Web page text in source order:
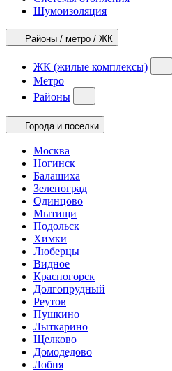
Шумоизоляция
Районы / метро / ЖК
ЖК (жилые комплексы)
Метро
Районы
Города и поселки
Москва
Ногинск
Балашиха
Зеленоград
Одинцово
Мытищи
Подольск
Химки
Люберцы
Видное
Красногорск
Долгопрудный
Реутов
Пушкино
Лыткарино
Щелково
Домодедово
Лобня